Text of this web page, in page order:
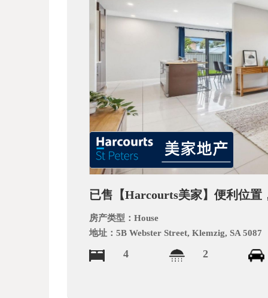
已售【Harcourts美家】便利位
房产类型：House
地址：5B Webster Street, Klemzig, SA 5087
4 2